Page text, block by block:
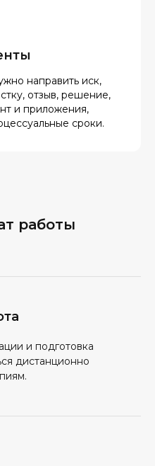
направить иск,
отзыв, решение,
и приложения,
сроки.
работы
и подготовка
дистанционно